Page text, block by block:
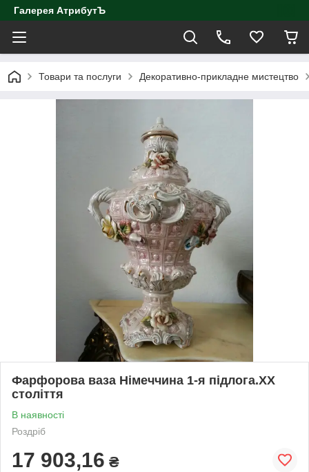
Галерея АтрибутЪ
Товари та послуги Декоративно-прикладне мистецтво
Фарфорова ваза Німеччина 1-я підлога.ХХ
століття
В наявності
Роздріб
17 903,16 ₴